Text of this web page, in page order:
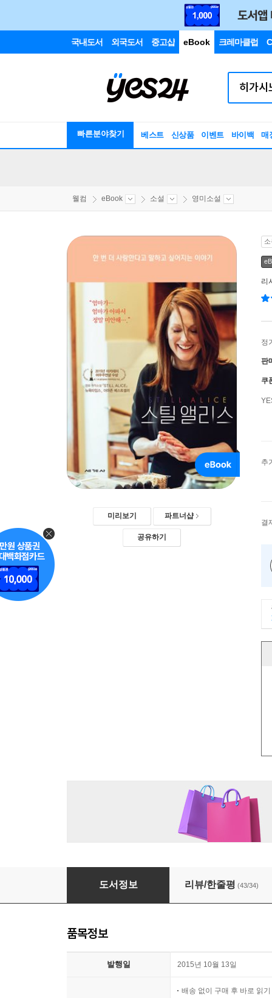
국내도서 외국도서 중고샵 eBook 크레마클럽
빠른분야찾기 베스트 신상품 이벤트 바이백 매
웰컴 eBook 소설 영미소설
미리보기 파트너샵
공유하기
리
정
판
쿠
추
결
스틸앨리스
도서정보 리뷰/한줄평 (43/34)
품목정보
발행일 2015년 10월 13일
배송 없이 구매 후 바로 읽기